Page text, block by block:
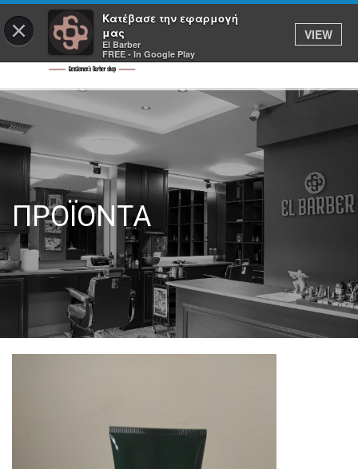
×
Κατέβασε την εφαρμογή
μας
El Barber
FREE - In Google Play
VIEW
ΠΡΟΪΟΝΤΑ